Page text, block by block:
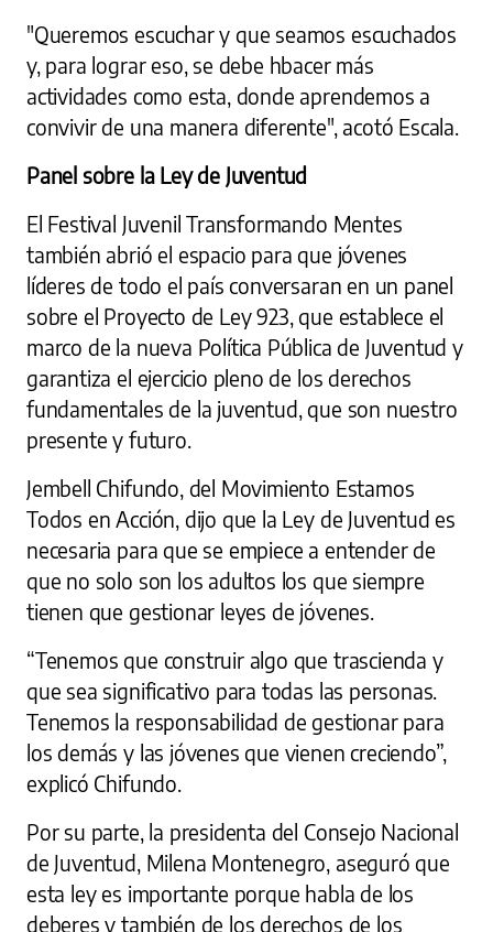
"Queremos escuchar y que seamos escuchados
y, para lograr eso, se debe hbacer más
actividades como esta, donde aprendemos a
convivir de una manera diferente", acotó Escala.
Panel sobre la Ley de Juventud
El Festival Juvenil Transformando Mentes
también abrió el espacio para que jóvenes
líderes de todo el país conversaran en un panel
sobre el Proyecto de Ley 923, que establece el
marco de la nueva Política Pública de Juventud y
garantiza el ejercicio pleno de los derechos
fundamentales de la juventud, que son nuestro
presente y futuro.
Jembell Chifundo, del Movimiento Estamos
Todos en Acción, dijo que la Ley de Juventud es
necesaria para que se empiece a entender de
que no solo son los adultos los que siempre
tienen que gestionar leyes de jóvenes.
“Tenemos que construir algo que trascienda y
que sea significativo para todas las personas.
Tenemos la responsabilidad de gestionar para
los demás y las jóvenes que vienen creciendo”,
explicó Chifundo.
Por su parte, la presidenta del Consejo Nacional
de Juventud, Milena Montenegro, aseguró que
esta ley es importante porque habla de los
deberes y también de los derechos de los